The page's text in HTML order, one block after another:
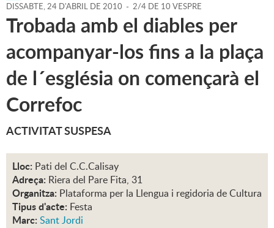
DISSABTE,24 D'ABRIL DE 2010 - 2/4 DE 10 VESPRE
Trobada amb el diables per
acompanyar-los fins a la plaça
de l´església on començarà el
Correfoc
ACTIVITAT SUSPESA
Lloc: Pati del C.C.Calisay
Adreça: Riera del Pare Fita, 31
Organitza: Plataforma per la Llengua i regidoria de Cultura
Tipus d'acte: Festa
Marc: Sant Jordi